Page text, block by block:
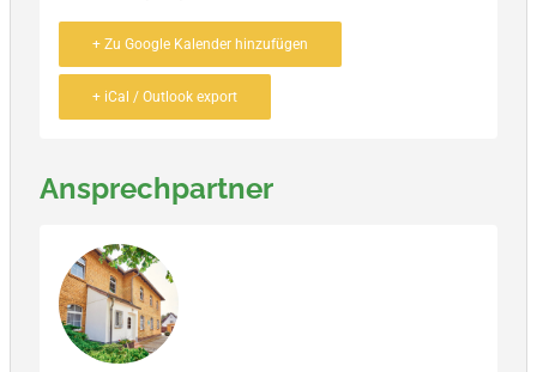
+ Zu Google Kalender hinzufügen
+ iCal / Outlook export
Ansprechpartner